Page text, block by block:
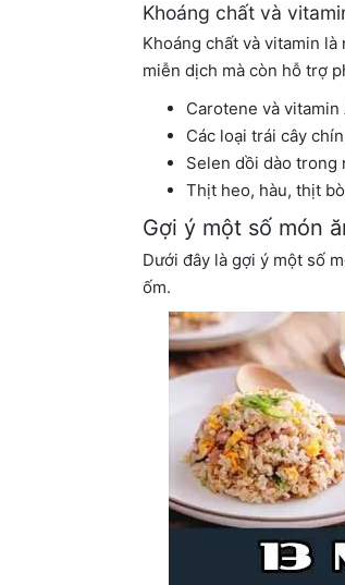
Khoáng chất và
Khoáng chất và vitamin
miễn dịch mà còn hỗ trợ
Carotene và
Các loại trái cây
Selen dồi dào trong
Thịt heo, hàu, thịt
Gợi ý một số món
Dưới đây là gợi ý một số
ốm.